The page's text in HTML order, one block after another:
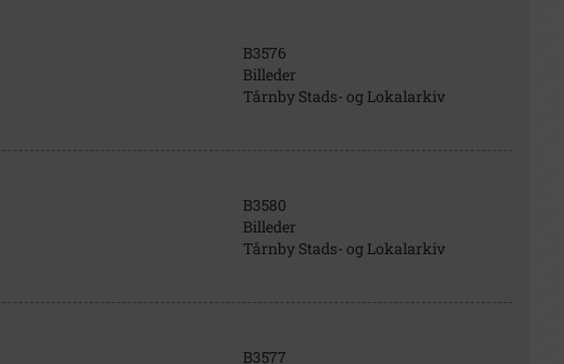
B3576
Billeder
Tårnby Stads- og Lokalarkiv
B3580
Billeder
Tårnby Stads- og Lokalarkiv
B3577